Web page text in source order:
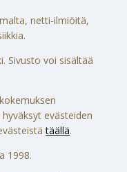
netti-ilmiöitä,
Sivusto voi sisältää
evästeiden
täällä.
1998.